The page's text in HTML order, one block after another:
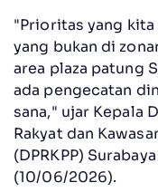
"Prioritas yang kita
yang bukan di
area plaza patung
ada pengecatan
sana," ujar Kepala
Rakyat dan
(DPRKPP)
(10/06/2026).